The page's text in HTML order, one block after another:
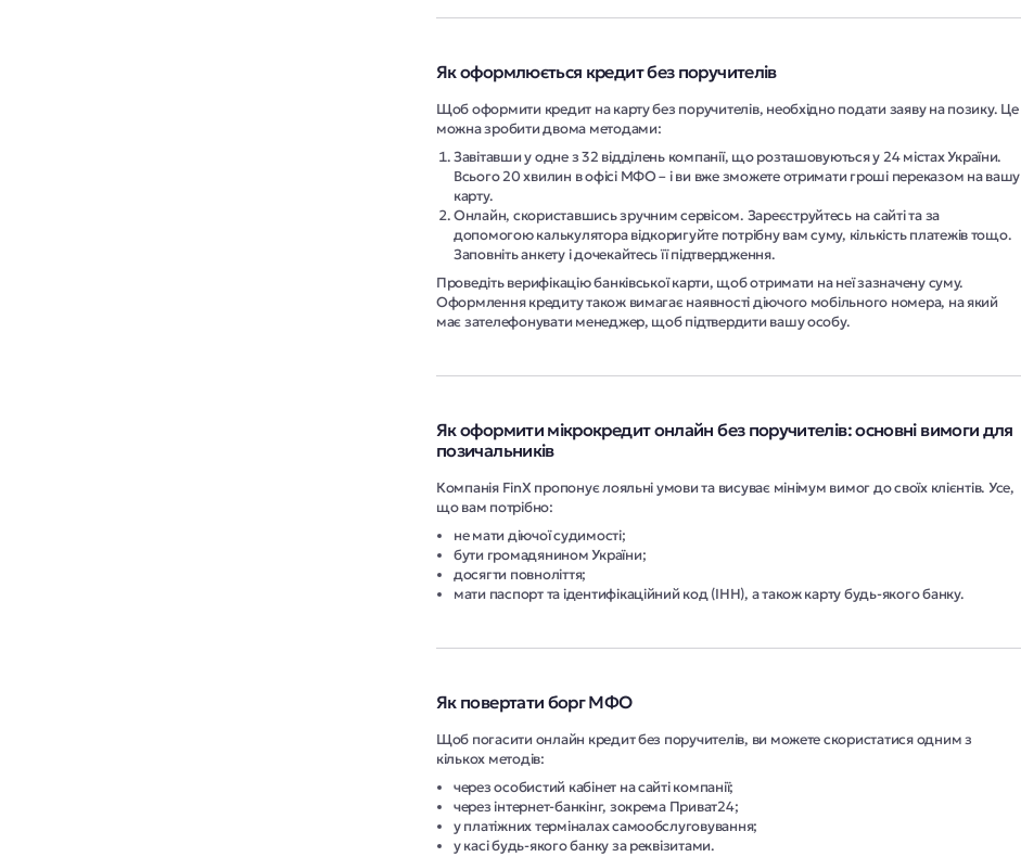
Як оформлюється кредит без поручителів
Щоб оформити кредит на карту без поручителів, необхідно подати заяву на позику. Це
можна зробити двома методами:
Завітавши у одне з32 відділенькомпанії, що розташовуються у24 містахУкраїни.
Всього 20 хвилин в офісі МФО – і ви вже зможете отримати гроші переказом на вашу
карту.
Онлайн, скориставшись зручним сервісом. Зареєструйтесь на сайті та за
допомогою калькулятора відкоригуйте потрібну вам суму, кількість платежів тощо.
Заповніть анкету і дочекайтесь її підтвердження.
Проведіть верифікацію банківської карти, щоб отримати на неї зазначену суму.
Оформлення кредиту також вимагає наявності діючого мобільного номера, на який
має зателефонувати менеджер, щоб підтвердити вашу особу.
Як оформити мікрокредит онлайн без поручителів: основні вимоги для
позичальників
Компанія FinX пропонує лояльні умови та висуває мінімум вимог до своїх клієнтів. Усе,
що вам потрібно:
не мати діючої судимості;
бути громадянином України;
досягти повноліття;
мати паспорт та ідентифікаційний код (ІНН), а також карту будь-якого банку.
Як повертати борг МФО
Щоб погасити онлайн кредит без поручителів, ви можете скористатися одним з
кількох методів:
через особистий кабінет на сайті компанії;
через інтернет-банкінг, зокрема Приват24;
у платіжних терміналах самообслуговування;
у касі будь-якого банку за реквізитами.